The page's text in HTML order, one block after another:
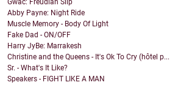
Gwac: Freudian Slip
Abby Payne: Night Ride
Muscle Memory - Body Of Light
Fake Dad - ON/OFF
Harry JyBe: Marrakesh
Christine and the Queens - It's Ok To Cry (hôtel p...
Sr. - What's It Like?
Speakers - FIGHT LIKE A MAN